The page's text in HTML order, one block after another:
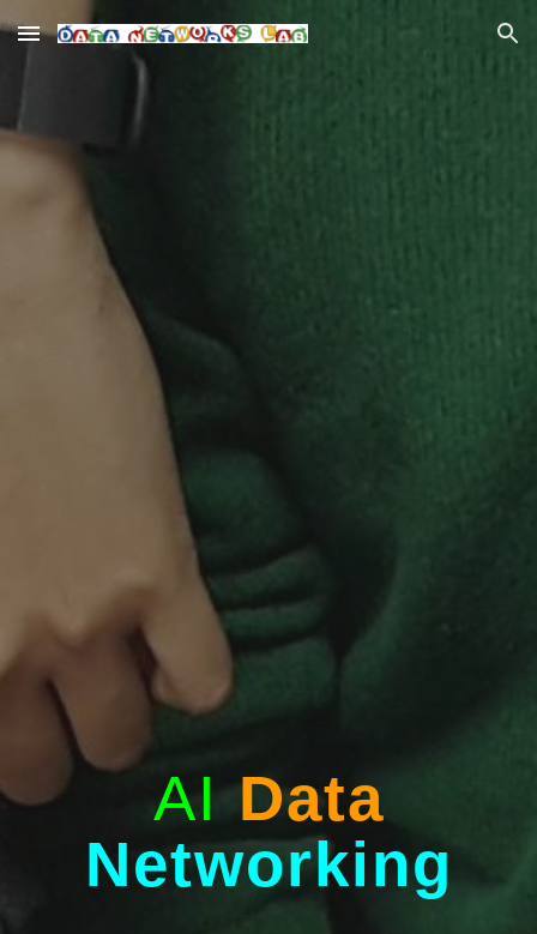
Skip to main content Skip to navigation
AI Data
Networking